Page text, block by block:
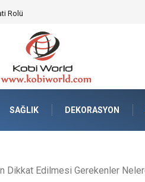
Rolü
SAĞLIK DEKORASYON
Dikkat Edilmesi Gerekenler